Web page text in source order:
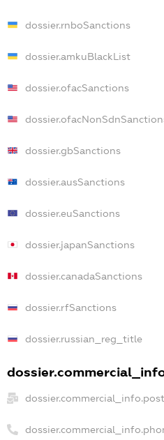
dossier.rnboSanctions
dossier.amkuBlackList
dossier.ofacSanctions
dossier.gbSanctions
dossier.ausSanctions
dossier.euSanctions
dossier.japanSanctions
dossier.canadaSanctions
dossier.rfSanctions
dossier.russian_reg_title